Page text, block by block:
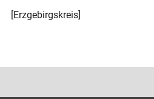
[Erzgebirgskreis]